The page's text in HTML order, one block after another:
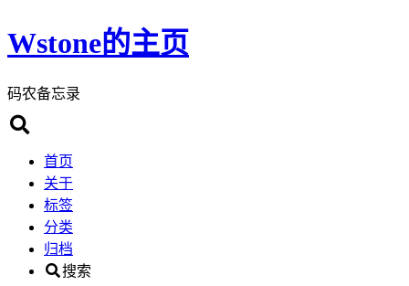
Wstone的主页
码农备忘录
首页
关于
标签
分类
归档
搜索